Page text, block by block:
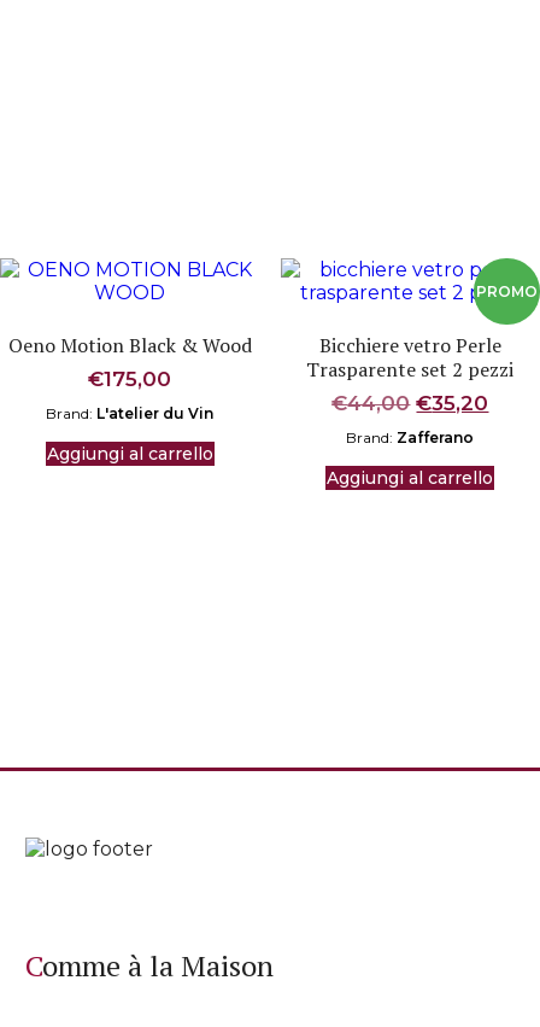
Oeno Motion Black & Wood
€175,00
Brand: L'atelier du Vin
Aggiungi al carrello
Bicchiere vetro Perle
Trasparente set 2 pezzi
€44,00 Il
prezzo
originale
era:
€35,20
è:
Brand: Zafferano
Aggiungi al carrello
Comme à la Maison